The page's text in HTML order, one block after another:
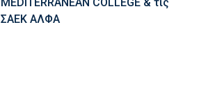
ΣΑΕΚ ΑΛΦΑ